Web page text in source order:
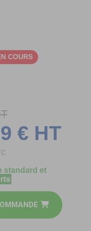
COURS
€ HT
standard et